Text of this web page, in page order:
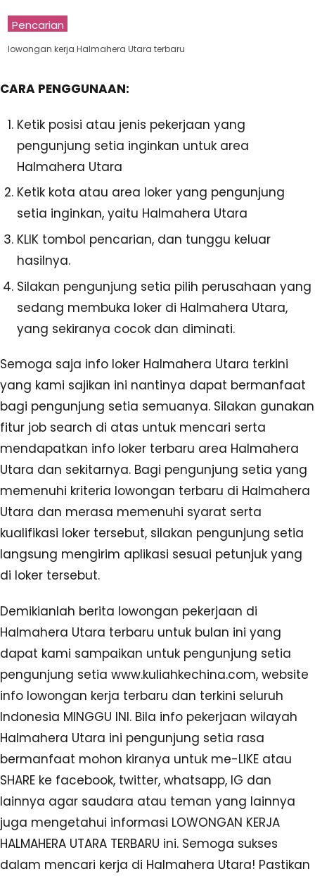
Pencarian
lowongan kerja Halmahera Utara terbaru
CARA PENGGUNAAN:
Ketik posisi atau jenis pekerjaan yang
pengunjung setia inginkan untuk area
Halmahera Utara
Ketik kota atau area loker yang pengunjung
setia inginkan, yaitu Halmahera Utara
KLIK tombol pencarian, dan tunggu keluar
hasilnya.
Silakan pengunjung setia pilih perusahaan yang
sedang membuka loker di Halmahera Utara,
yang sekiranya cocok dan diminati.
Semoga saja info loker Halmahera Utara terkini
yang kami sajikan ini nantinya dapat bermanfaat
bagi pengunjung setia semuanya. Silakan gunakan
fitur job search di atas untuk mencari serta
mendapatkan info loker terbaru area Halmahera
Utara dan sekitarnya. Bagi pengunjung setia yang
memenuhi kriteria lowongan terbaru di Halmahera
Utara dan merasa memenuhi syarat serta
kualifikasi loker tersebut, silakan pengunjung setia
langsung mengirim aplikasi sesuai petunjuk yang
di loker tersebut.
Demikianlah berita lowongan pekerjaan di
Halmahera Utara terbaru untuk bulan ini yang
dapat kami sampaikan untuk pengunjung setia
pengunjung setia www.kuliahkechina.com, website
info lowongan kerja terbaru dan terkini seluruh
Indonesia MINGGU INI. Bila info pekerjaan wilayah
Halmahera Utara ini pengunjung setia rasa
bermanfaat mohon kiranya untuk me-LIKE atau
SHARE ke facebook, twitter, whatsapp, IG dan
lainnya agar saudara atau teman yang lainnya
juga mengetahui informasi LOWONGAN KERJA
HALMAHERA UTARA TERBARU ini. Semoga sukses
dalam mencari kerja di Halmahera Utara! Pastikan